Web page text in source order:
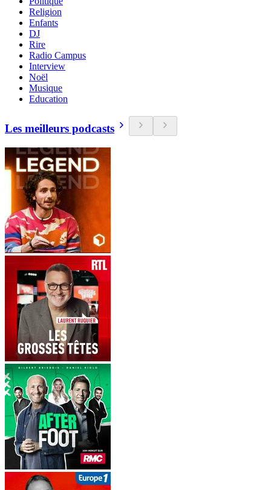
Religion
Enfants
DJ
Rire
Radio Campus
Interview
Noël
Musique
Education
Les meilleurs podcasts